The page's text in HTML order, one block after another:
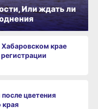
Или ждать ли
крае
цветения
края